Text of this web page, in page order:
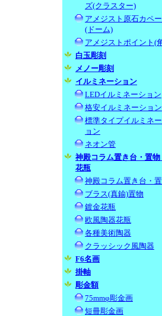
ズ(クラスター)
アメジスト原石カペ
(ドーム)
アメジストポイント(
白玉彫刻
メノー彫刻
イルミネーション
LEDイルミネーション
格安イルミネーション
標準タイプイルミネ
ョン
ネオン管
神殿コラム置き台・置物
花瓶
神殿コラム置き台・
ブラス(真鍮)置物
鍍金花瓶
欧風陶器花瓶
各種美術陶器
クラッシック風陶器
F6名画
掛軸
彫金額
75mmφ彫金画
短冊彫金画